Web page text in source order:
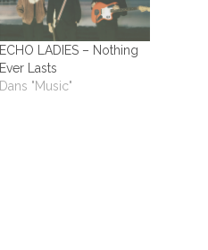
ECHO LADIES – Nothing
Ever Lasts
Dans "Music"